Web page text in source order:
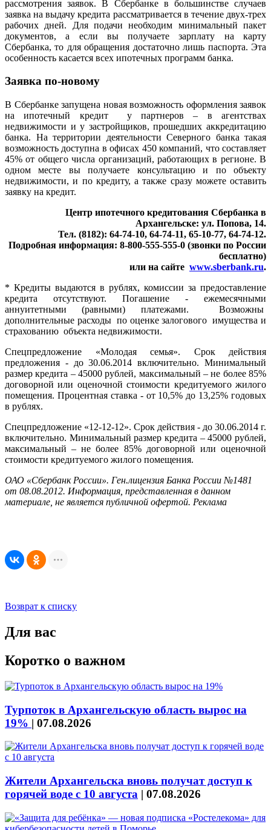
рассмотрения заявок. В Сбербанке в большинстве случаев
заявка на выдачу кредита рассматривается в течение двух-трех
рабочих дней. Для подачи необходим минимальный пакет
документов, а если вы получаете зарплату на карту
Сбербанка, то для обращения достаточно лишь паспорта. Эта
особенность касается всех ипотечных программ банка.
Заявка по-новому
В Сбербанке запущена новая возможность оформления заявок
на ипотечный кредит у партнеров – в агентствах
недвижимости и у застройщиков, прошедших аккредитацию
банка. На территории деятельности Северного банка такая
возможность доступна в офисах 450 компаний, что составляет
45% от общего числа организаций, работающих в регионе. В
одном месте вы получаете консультацию и по объекту
недвижимости, и по кредиту, а также сразу можете оставить
заявку на кредит.
Центр ипотечного кредитования Сбербанка в
Архангельске: ул. Попова, 14.
Тел. (8182): 64-74-10, 64-74-11, 65-10-77, 64-74-12.
Подробная информация: 8-800-555-555-0 (звонки по России
бесплатно)
или на сайте www.sberbank.ru.
* Кредиты выдаются в рублях, комиссии за предоставление
кредита отсутствуют. Погашение - ежемесячными
аннуитетными (равными) платежами. Возможны
дополнительные расходы по оценке залогового имущества и
страхованию объекта недвижимости.
Спецпредложение «Молодая семья». Срок действия
предложения - до 30.06.2014 включительно. Минимальный
размер кредита – 45000 рублей, максимальный – не более 85%
договорной или оценочной стоимости кредитуемого жилого
помещения. Процентная ставка - от 10,5% до 13,25% годовых
в рублях.
Спецпредложение «12-12-12». Срок действия - до 30.06.2014 г.
включительно. Минимальный размер кредита – 45000 рублей,
максимальный – не более 85% договорной или оценочной
стоимости кредитуемого жилого помещения.
ОАО «Сбербанк России». Ген.лицензия Банка России №1481
от 08.08.2012. Информация, представленная в данном
материале, не является публичной офертой. Реклама
Возврат к списку
Для вас
Коротко о важном
Турпоток в Архангельскую область вырос на
19% | 07.08.2026
Жители Архангельска вновь получат доступ к
горячей воде с 10 августа | 07.08.2026